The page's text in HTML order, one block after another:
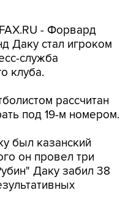
- Форвард
Даку стал игроком
служба
клуба.
рассчитан
под 19-м номером.
был казанский
он провел три
Даку забил 38